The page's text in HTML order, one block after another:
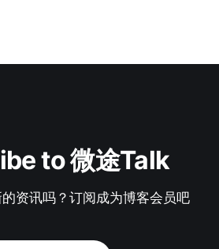
to 微途Talk
资讯吗？订阅成为博客会员吧